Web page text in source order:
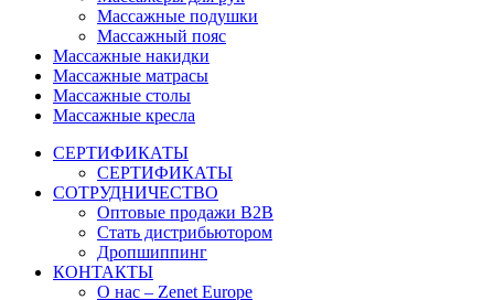
Массажные подушки
Массажный пояс
Массажные накидки
Массажные матрасы
Массажные столы
Массажные кресла
СЕРТИФИКАТЫ
СЕРТИФИКАТЫ
СОТРУДНИЧЕСТВО
Оптовые продажи B2B
Стать дистрибьютором
Дропшиппинг
КОНТАКТЫ
О нас – Zenet Europe